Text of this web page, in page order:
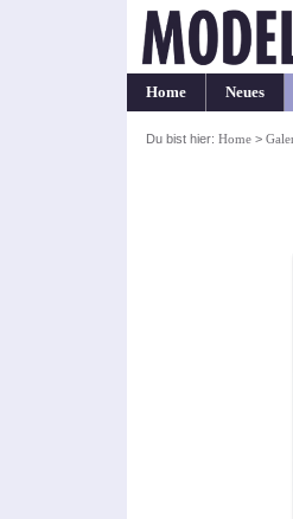
Home Neues
Du bist hier: Home>